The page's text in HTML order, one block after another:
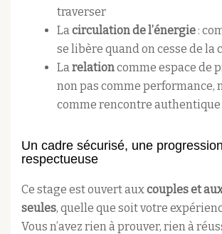
traverser
Lacirculation de l’énergie :
se libère quand on cesse de la
Larelationcomme espace de
non pas comme performance,
comme rencontre authentique
Un cadre sécurisé, une progression
respectueuse
Ce stage est ouvert auxcouples et
seules, quelle que soit votre
Vous n’avez rien à prouver, rien à